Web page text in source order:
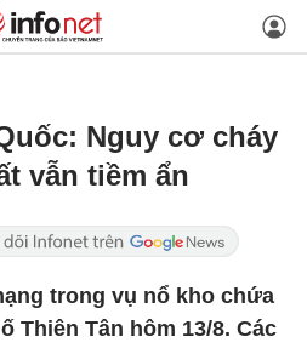
Nguy cơ cháy
vẫn tiềm ẩn
trong vụ nổ kho chứa
Thiên Tân hôm 13/8. Các